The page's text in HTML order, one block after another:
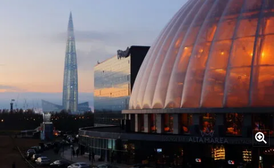
715 тысяч соседей, свой курорт и зоопарк: Приморский район